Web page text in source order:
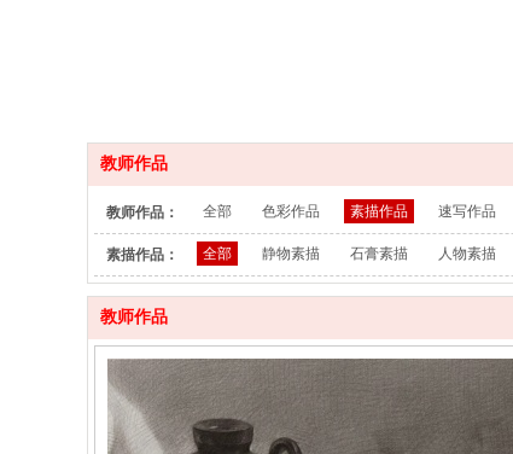
教师作品
教师作品： 全部 色彩作品 素描作品 速写作品
素描作品： 全部 静物素描 石膏素描 人物素描
教师作品